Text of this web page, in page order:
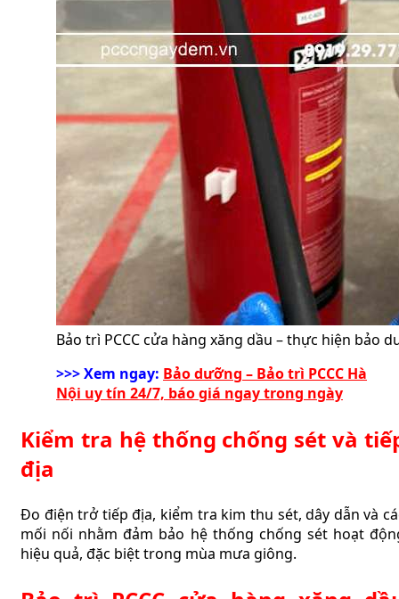
Bảo trì PCCC cửa hàng xăng dầu – thực hiện bảo
>>> Xem ngay: Bảo dưỡng – Bảo trì PCCC Hà
Nội uy tín 24/7, báo giá ngay trong ngày
Kiểm tra hệ thống chống sét và
địa
Đo điện trở tiếp địa, kiểm tra kim thu sét, dây dẫn và
mối nối nhằm đảm bảo hệ thống chống sét hoạt
hiệu quả, đặc biệt trong mùa mưa giông.